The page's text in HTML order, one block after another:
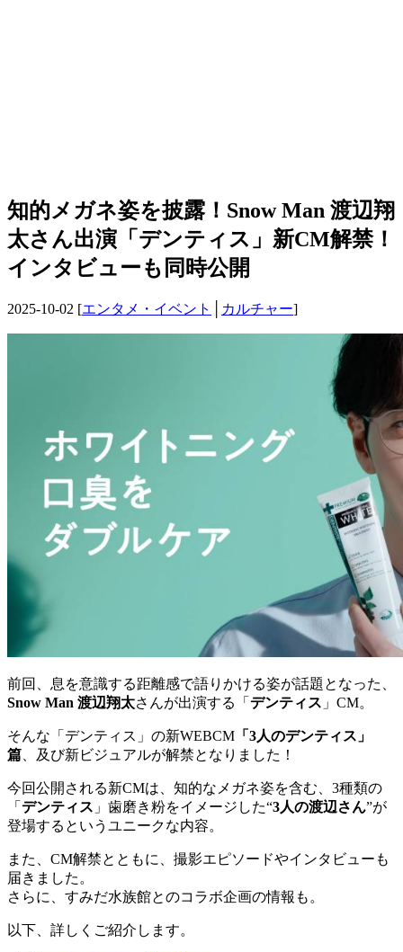
知的メガネ姿を披露！Snow Man 渡辺翔
太さん出演「デンティス」新CM解禁！
インタビューも同時公開
2025-10-02 [エンタメ・イベント カルチャー]
前回、息を意識する距離感で語りかける姿が話題となった、
Snow Man 渡辺翔太さんが出演する「 デンティス 」CM。
そんな「デンティス」の新WEBCM 「3人のデンティス」
篇 、及び新ビジュアルが解禁となりました！
今回公開される新CMは、知的なメガネ姿を含む、3種類の
「 デンティス 」歯磨き粉をイメージした“3人の渡辺さん”が
登場するというユニークな内容。
また、CM解禁とともに、撮影エピソードやインタビューも
届きました。
さらに、すみだ水族館とのコラボ企画の情報も。
以下、詳しくご紹介します。